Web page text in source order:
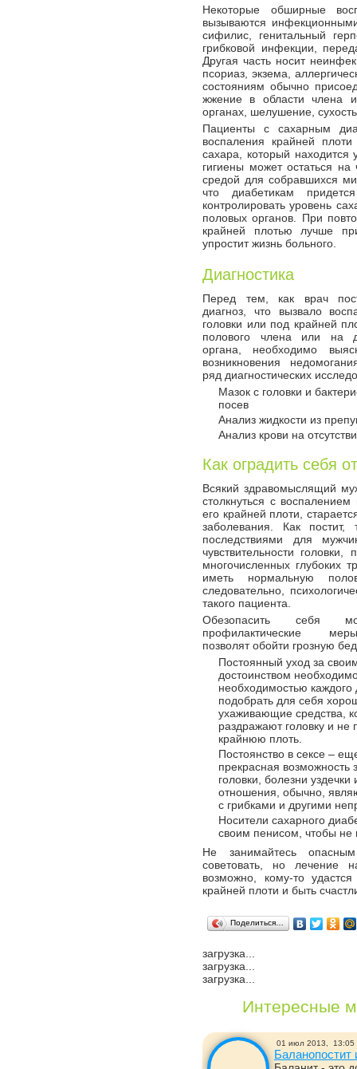
Некоторые обширные
вызываются
сифилис, генитальный
грибковой инфекции,
Другая часть носит
псориаз, экзема,
состояниям обычно
жжение в области члена
органах, шелушение,
Пациенты с сахарным
воспаления крайней
сахара, который
гигиены может остаться на
средой для собравшихся
что диабетикам
контролировать уровень
половых органов. При
крайней плотью лучше
упростит жизнь больного.
Диагностика
Перед тем, как врач
диагноз, что вызвало
головки или под крайней
полового члена или на
органа, необходимо
возникновения
ряд диагностических
Мазок с головки и
посев
Анализ жидкости из
Анализ крови на
Как оградить себя
Всякий здравомыслящий
столкнуться с
его крайней плоти,
заболевания. Как
последствиями для
чувствительности
многочисленных глубоких
иметь нормальную
следовательно,
такого пациента.
Обезопасить себя
профилактические
позволят обойти грозную
Постоянный уход за
достоинством
необходимостью каждого
подобрать для себя
ухаживающие средства,
раздражают головку и не
крайнюю плоть.
Постоянство в сексе –
прекрасная возможность
головки, болезни
отношения, обычно,
с грибками и другими
Носители сахарного
своим пенисом, чтобы не
Не занимайтесь
советовать, но лечение
возможно, кому-то
крайней плоти и быть
Поделиться…
загрузка...
загрузка...
загрузка...
Интересные
01 июл 2013, 13:05
Баланопостит